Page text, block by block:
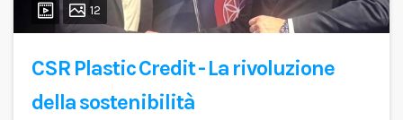
12
CSR Plastic Credit - La rivoluzione
della sostenibilità